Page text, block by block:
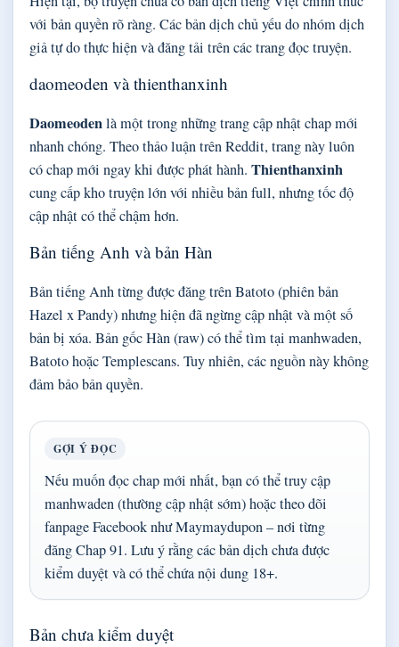
với bản quyền rõ ràng. Các bản dịch chủ yếu do nhóm dịch
giả tự do thực hiện và đăng tải trên các trang đọc truyện.
daomeoden và thienthanxinh
Daomeodenlà một trong những trang cập nhật chap mới
nhanh chóng. Theo thảo luận trên Reddit, trang này luôn
có chap mới ngay khi được phát hành. Thienthanxinh
cung cấp kho truyện lớn với nhiều bản full, nhưng tốc độ
cập nhật có thể chậm hơn.
Bản tiếng Anh và bản Hàn
Bản tiếng Anh từng được đăng trên Batoto (phiên bản
Hazel x Pandy) nhưng hiện đã ngừng cập nhật và một số
bản bị xóa. Bản gốc Hàn (raw) có thể tìm tại manhwaden,
Batoto hoặc Templescans. Tuy nhiên, các nguồn này không
đảm bảo bản quyền.
GỢI Ý ĐỌC
Nếu muốn đọc chap mới nhất, bạn có thể truy cập
manhwaden (thường cập nhật sớm) hoặc theo dõi
fanpage Facebook như Maymaydupon – nơi từng
đăng Chap 91. Lưu ý rằng các bản dịch chưa được
kiểm duyệt và có thể chứa nội dung 18+.
Bản chưa kiểm duyệt